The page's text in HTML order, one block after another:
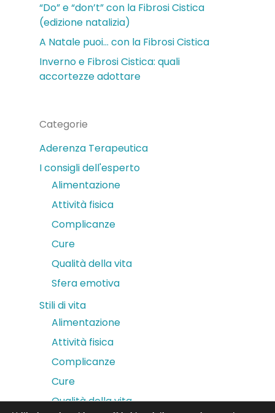
“Do” e “don’t” con la Fibrosi Cistica
(edizione natalizia)
A Natale puoi… con la Fibrosi Cistica
Inverno e Fibrosi Cistica: quali
accortezze adottare
Categorie
Aderenza Terapeutica
I consigli dell'esperto
Alimentazione
Attività fisica
Complicanze
Cure
Qualità della vita
Sfera emotiva
Stili di vita
Alimentazione
Attività fisica
Complicanze
Cure
Qualità della vita